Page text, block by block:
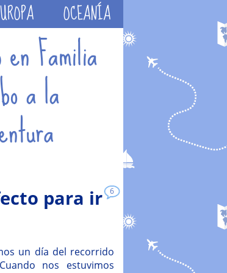
OCEANÍA
6
para ir
un día del recorrido
nos estuvimos